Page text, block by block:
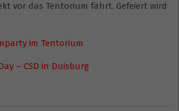
vor das Tentorium fährt. Gefeiert wird
im Tentorium
– CSD in Duisburg